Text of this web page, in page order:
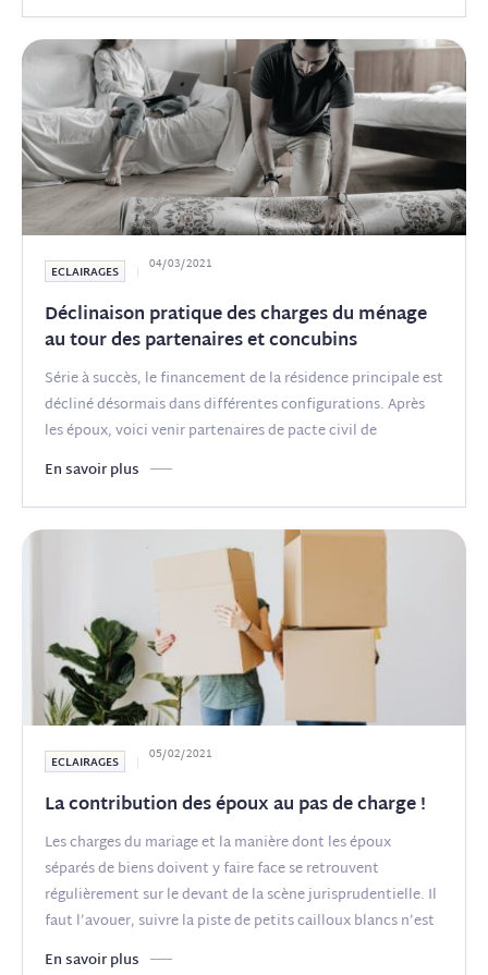
ECLAIRAGES 04/03/2021
Déclinaison pratique des charges du ménage
au tour des partenaires et concubins
Série à succès, le financement de la résidence principale est
décliné désormais dans différentes configurations. Après
les époux, voici venir partenaires de pacte civil de
solidarité et
En savoir plus
ECLAIRAGES 05/02/2021
La contribution des époux au pas de charge !
Les charges du mariage et la manière dont les époux
séparés de biens doivent y faire face se retrouvent
régulièrement sur le devant de la scène jurisprudentielle. Il
faut l’avouer, suivre la piste de petits cailloux blancs n’est
pas toujours évident,
En savoir plus